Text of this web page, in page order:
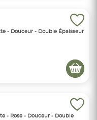
- Douceur - Double Épaisseur
- Rose - Douceur - Double